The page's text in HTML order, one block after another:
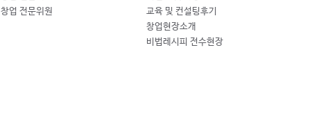
창업 전문위원
교육 및 컨설팅후기
창업현장소개
비법레시피 전수현장